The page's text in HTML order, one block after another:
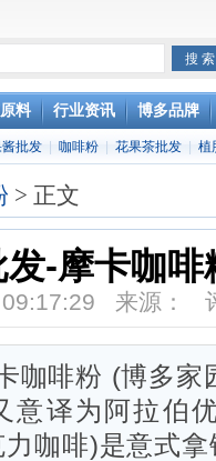
料 行业资讯 博多品牌
批发 咖啡粉 花果茶批发 植
> 正文
-摩卡咖
09:17:29 来源：
咖啡粉 (博多家
意译为阿拉伯
咖啡)是意式